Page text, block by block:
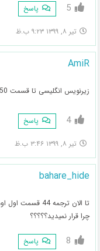
5 پاسخ
تیر ۸, ۱۳۹۹ ۹:۲۳ ب.ظ
AmiR
زیرنویس انگلیسی تا قسمت 50 فقط هست. اما تو توضیحات گفتید تا آخر!!
4 پاسخ
تیر ۸, ۱۳۹۹ ۳:۴۶ ب.ظ
bahare_hide
تا الان ترجمه 44 قسمت اول اومده….
چرا قرار نمیدید؟؟؟؟؟
8 پاسخ